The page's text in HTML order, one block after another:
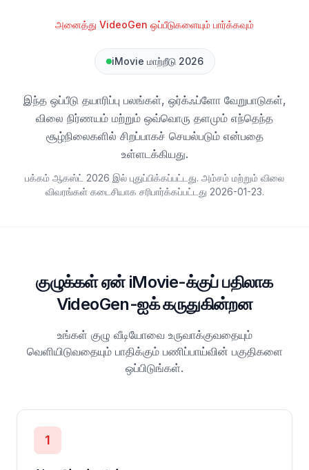
அனைத்து VideoGen ஒப்பீடுகளையும் பார்க்கவும்
iMovie மாற்றீடு 2026
இந்த ஒப்பீடு தயாரிப்பு பலங்கள், ஒர்க்ஃப்ளோ வேறுபாடுகள்,
விலை நிர்ணயம் மற்றும் ஒவ்வொரு தளமும் எந்தெந்த
சூழ்நிலைகளில் சிறப்பாகச் செயல்படும் என்பதை
உள்ளடக்கியது.
பக்கம் ஆகஸ்ட் 2026 இல் புதுப்பிக்கப்பட்டது. அம்சம் மற்றும் விலை
விவரங்கள் கடைசியாக சரிபார்க்கப்பட்டது 2026-01-23.
குழுக்கள் ஏன் iMovie-க்குப் பதிலாக
VideoGen-ஐக் கருதுகின்றன
உங்கள் குழு வீடியோவை உருவாக்குவதையும்
வெளியிடுவதையும் பாதிக்கும் பணிப்பாய்வின் பகுதிகளை
ஒப்பிடுங்கள்.
1